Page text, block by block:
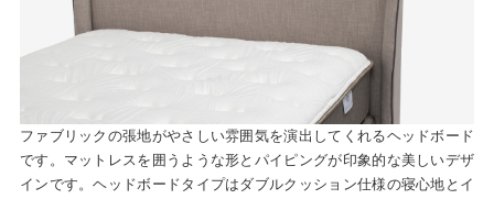
ファブリックの張地がやさしい雰囲気を演出してくれるヘッドボード
です。マットレスを囲うような形とパイピングが印象的な美しいデザ
インです。ヘッドボードタイプはダブルクッション仕様の寝心地とイ